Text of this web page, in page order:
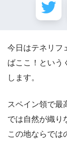
今日はテネリフ
ばここ！という
します。
スペイン領で最
では自然が織り
この地ならでは